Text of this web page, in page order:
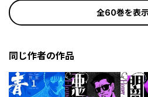
全60巻を表
同じ作者の作品